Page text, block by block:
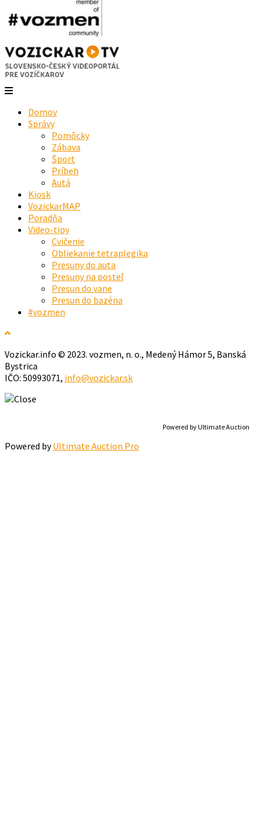
Domov
Správy
Pomôcky
Zábava
Šport
Príbeh
Autá
Kiosk
VozickarMAP
Poradňa
Video-tipy
Cvičenie
Obliekanie tetraplegika
Presuny do auta
Presuny na posteľ
Presun do vane
Presun do bazéna
#vozmen
Vozickar.info © 2023. vozmen, n. o., Medený Hámor 5, Banská
Bystrica
IČO: 50993071, info@vozickar.sk
Powered by Ultimate Auction
Powered byUltimate Auction Pro